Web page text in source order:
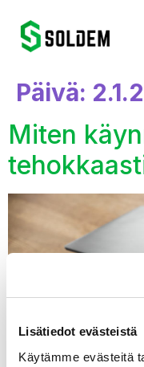
Lisätiedot evästeistä
Käytämme evästeitä
Päivä:
Miten